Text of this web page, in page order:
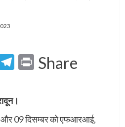
Telegram
Print
Share
और 09 दिसम्बर को एफआरआई,